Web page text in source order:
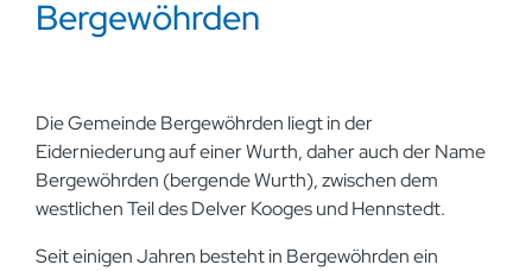
Bergewöhrden
Die Gemeinde Bergewöhrden liegt in der
Eiderniederung auf einer Wurth, daher auch der Name
Bergewöhrden (bergende Wurth), zwischen dem
westlichen Teil des Delver Kooges und Hennstedt.
Seit einigen Jahren besteht in Bergewöhrden ein